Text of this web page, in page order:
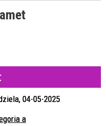
04-05-2025
a